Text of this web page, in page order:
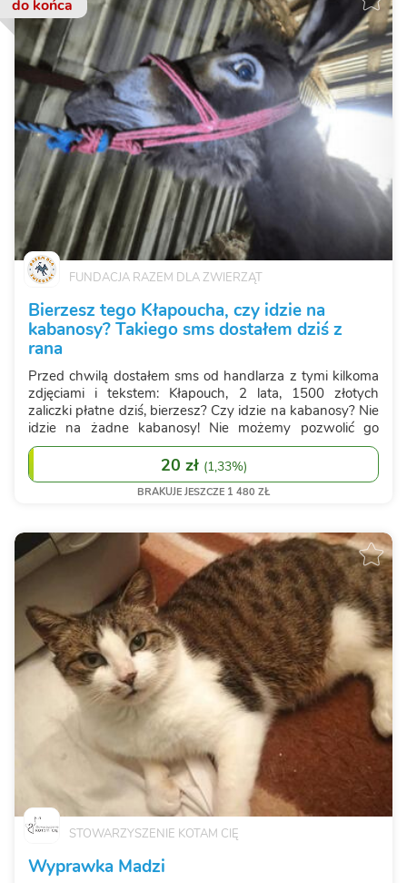
do końca
FUNDACJA RAZEM DLA ZWIERZĄT
Bierzesz tego Kłapoucha, czy idzie na
kabanosy? Takiego sms dostałem dziś z
rana
Przed chwilą dostałem sms od handlarza z tymi kilkoma
zdjęciami i tekstem: Kłapouch, 2 lata, 1500 złotych
zaliczki płatne dziś, bierzesz? Czy idzie na kabanosy? Nie
idzie na żadne kabanosy! Nie możemy pozwolić go
zabić.1500 złotych to duża kwota, ale dawaliśmy już nie
raz radę. Bardzo Cię pr...20 zł (1,33%)
BRAKUJE JESZCZE 1 480 ZŁ
STOWARZYSZENIE KOTAM CIĘ
Wyprawka Madzi